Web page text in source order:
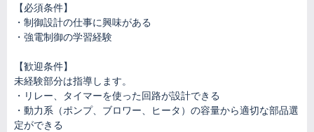
【必須条件】
・制御設計の仕事に興味がある
・強電制御の学習経験
【歓迎条件】
未経験部分は指導します。
・リレー、タイマーを使った回路が設計できる
・動力系（ポンプ、ブロワー、ヒータ）の容量から適切な部品選
定ができる